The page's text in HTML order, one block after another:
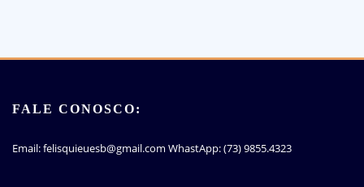
FALE CONOSCO:
Email: felisquieuesb@gmail.com WhastApp: (73) 9855.4323